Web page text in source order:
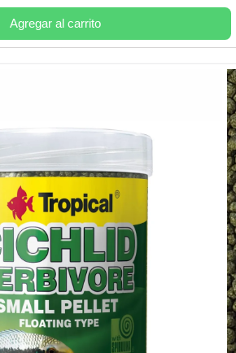
Agregar al carrito